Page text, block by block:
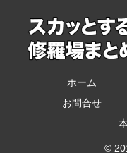
ホーム
お問合せ
©